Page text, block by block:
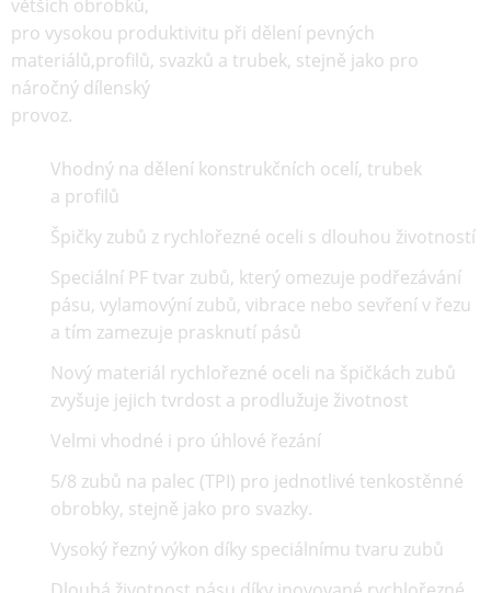
větších obrobků,
pro vysokou produktivitu při dělení pevných
materiálů,profilů, svazků a trubek, stejně jako pro
náročný dílenský
provoz.
Vhodný na dělení konstrukčních ocelí, trubek
a profilů
Špičky zubů z rychlořezné oceli s dlouhou životností
Speciální PF tvar zubů, který omezuje podřezávání
pásu, vylamovýní zubů, vibrace nebo sevření v řezu
a tím zamezuje prasknutí pásů
Nový materiál rychlořezné oceli na špičkách zubů
zvyšuje jejich tvrdost a prodlužuje životnost
Velmi vhodné i pro úhlové řezání
5/8 zubů na palec (TPI) pro jednotlivé tenkostěnné
obrobky, stejně jako pro svazky.
Vysoký řezný výkon díky speciálnímu tvaru zubů